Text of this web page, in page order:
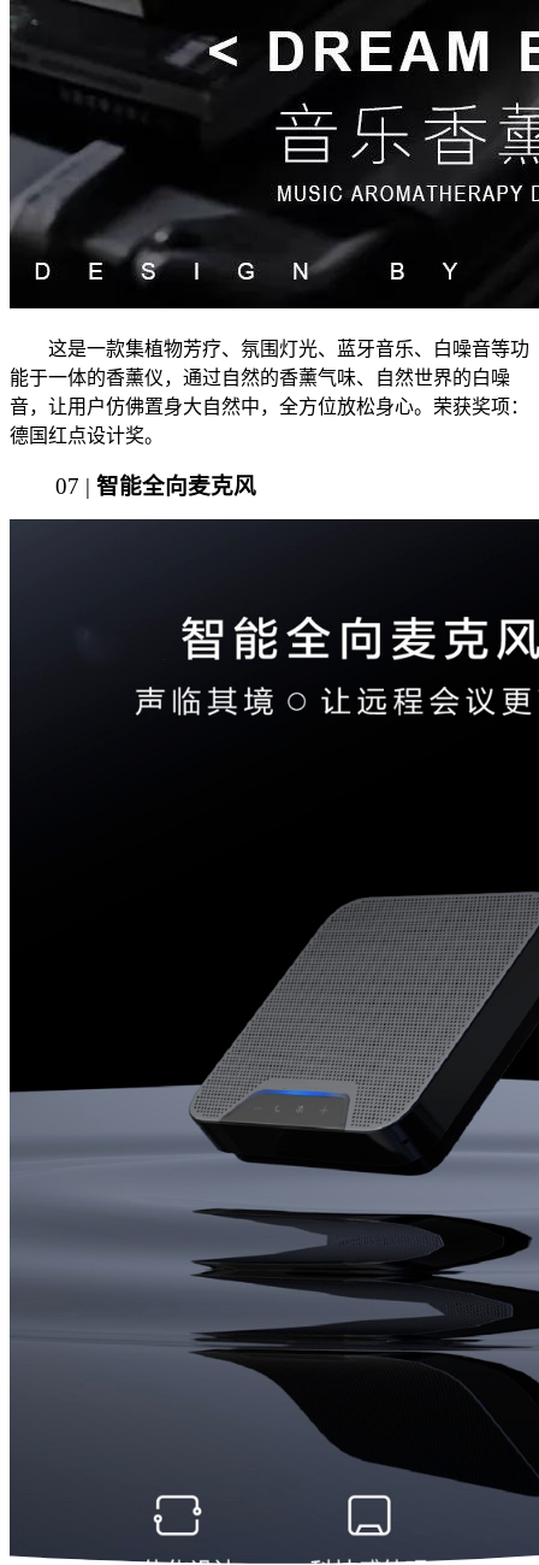
这是一款集植物芳疗、氛围灯光、蓝牙音乐、白噪音等功
能于一体的香薰仪，通过自然的香薰气味、自然世界的白噪
音，让用户仿佛置身大自然中，全方位放松身心。荣获奖项：
德国红点设计奖。
07 | 智能全向麦克风